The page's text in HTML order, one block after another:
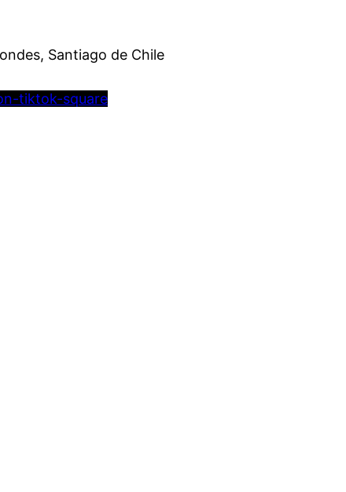
Santiago de Chile
tiktok-square